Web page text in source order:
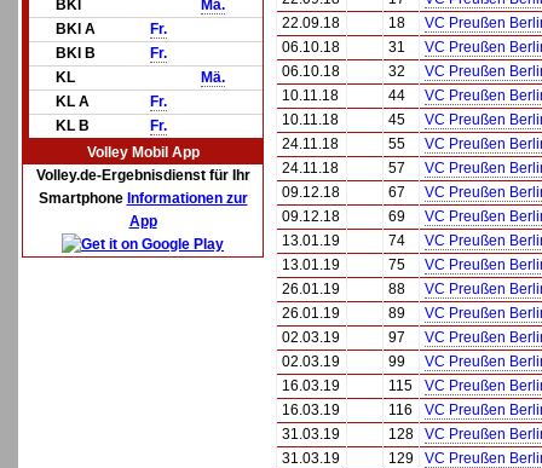
BKl
Mä.
BKl A
Fr.
BKl B
Fr.
KL
Mä.
KL A
Fr.
KL B
Fr.
Volley Mobil App
Volley.de-Ergebnisdienst für Ihr
Smartphone Informationen zur
App
22.09.18
18
VC Preußen
06.10.18
31
VC Preußen
06.10.18
32
VC Preußen
10.11.18
44
VC Preußen
10.11.18
45
VC Preußen
24.11.18
55
VC Preußen
24.11.18
57
VC Preußen
09.12.18
67
VC Preußen
09.12.18
69
VC Preußen
13.01.19
74
VC Preußen
13.01.19
75
VC Preußen
26.01.19
88
VC Preußen
26.01.19
89
VC Preußen
02.03.19
97
VC Preußen
02.03.19
99
VC Preußen
16.03.19
115
VC Preußen
16.03.19
116
VC Preußen
31.03.19
128
VC Preußen
31.03.19
129
VC Preußen